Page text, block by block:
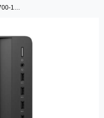
HP Pro 290 G9 624A8ET i7 13700-16G-512SSD-Dos